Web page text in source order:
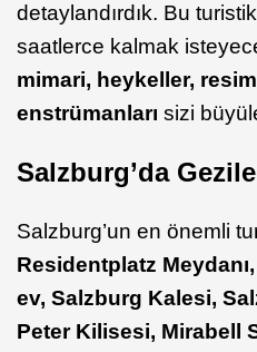
detaylandırdık. Bu
saatlerce kalmak
mimari, heykeller,
enstrümanları sizi
Salzburg’da
Salzburg’un en önemli
Residentplatz
ev, Salzburg Kalesi,
Peter Kilisesi, Mirabell